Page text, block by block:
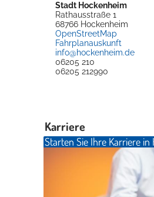
Stadt Hockenheim
Rathausstraße 1
68766 Hockenheim
OpenStreetMap
Fahrplanauskunft
info@hockenheim.de
06205 210
06205 212990
Karriere
Starten Sie Ihre Karriere in